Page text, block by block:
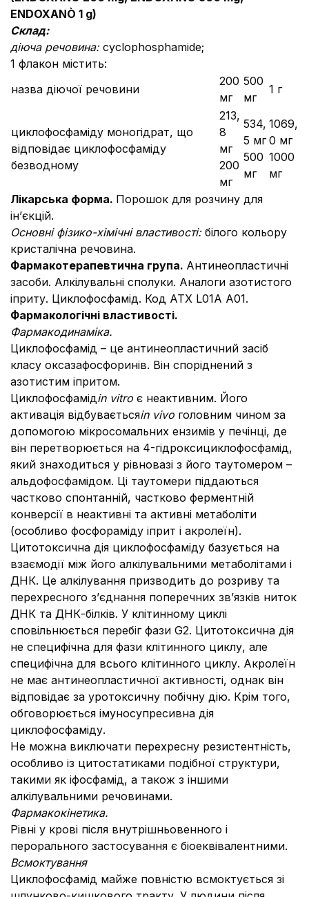
ENDOXANÒ 1 g)
Склад:
діюча речовина: cyclophosphamide;
1 флакон містить:
назва діючої речовини
200
мг
500
мг
1 г
циклофосфаміду моногідрат, що
відповідає циклофосфаміду
безводному
213,
8
мг
200
мг
534,
5 мг
500
мг
1069,
0 мг
1000
мг
Лікарська форма. Порошок для розчину для
ін’єкцій.
Основні фізико-хімічні властивості: білого кольору
кристалічна речовина.
Фармакотерапевтична група. Антинеопластичні
засоби. Алкілувальні сполуки. Аналоги азотистого
іприту. Циклофосфамід. Код АТХ L01A А01.
Фармакологічні властивості.
Фармакодинаміка.
Циклофосфамід – це антинеопластичний засіб
класу оксазафосфоринів. Він споріднений з
азотистим іпритом.
Циклофосфамідin vitro є неактивним. Його
активація відбуваєтьсяin vivo головним чином за
допомогою мікросомальних ензимів у печінці, де
він перетворюється на 4-гідроксициклофосфамід,
який знаходиться у рівновазі з його таутомером –
альдофосфамідом. Ці таутомери піддаються
частково спонтанній, частково ферментній
конверсії в неактивні та активні метаболіти
(особливо фосфораміду іприт і акролеїн).
Цитотоксична дія циклофосфаміду базується на
взаємодії між його алкілувальними метаболітами і
ДНК. Це алкілування призводить до розриву та
перехресного з’єднання поперечних зв’язків ниток
ДНК та ДНК-білків. У клітинному циклі
сповільнюється перебіг фази G2. Цитотоксична дія
не специфічна для фази клітинного циклу, але
специфічна для всього клітинного циклу. Акролеїн
не має антинеопластичної активності, однак він
відповідає за уротоксичну побічну дію. Крім того,
обговорюється імуносупресивна дія
циклофосфаміду.
Не можна виключати перехресну резистентність,
особливо із цитостатиками подібної структури,
такими як іфосфамід, а також з іншими
алкілувальними речовинами.
Фармакокінетика.
Рівні у крові після внутрішньовенного і
перорального застосування є біоеквівалентними.
Всмоктування
Циклофосфамід майже повністю всмоктується зі